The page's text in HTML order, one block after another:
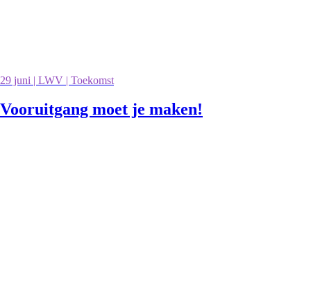
29 juni | LWV | Toekomst
Vooruitgang moet je maken!